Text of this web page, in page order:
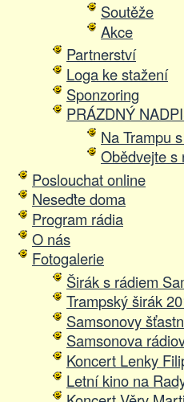
Soutěže
Akce
Partnerství
Loga ke stažení
Sponzoring
PRÁZDNÝ
Na Trampu
Obědvejte s
Poslouchat online
Neseďte doma
Program rádia
O nás
Fotogalerie
Širák s rádiem
Trampský širák
Samsonovy
Samsonova
Koncert Lenky
Letní kino na